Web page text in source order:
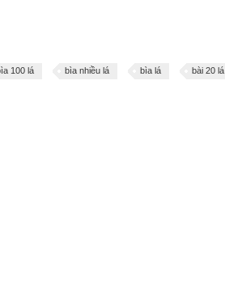
100 lá bìa nhiều lá bìa lá bài 20 lá